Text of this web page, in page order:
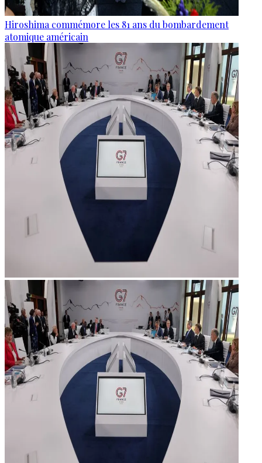
Hiroshima commémore les 81 ans du bombardement
atomique américain